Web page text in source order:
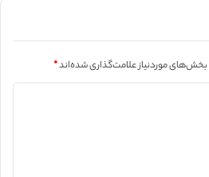
بخش‌های موردنیاز علامت‌گذاری شده‌اند*